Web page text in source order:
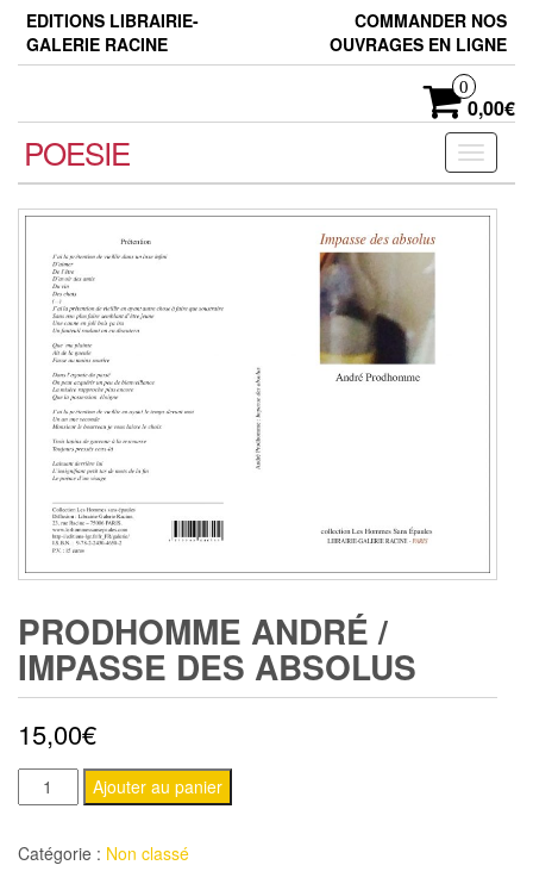
Skip
the
EDITIONS LIBRAIRIE-
GALERIE RACINE
COMMANDER NOS
OUVRAGES EN LIGNE
0
0,00€
Toggle
POESIE
PRODHOMME ANDRÉ /
IMPASSE DES ABSOLUS
15,00€
quantité
de
PRODHOMME
André
Ajouter au panier
Catégorie : Non classé